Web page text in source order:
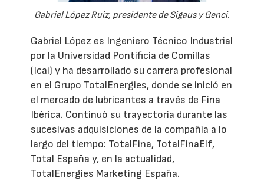
Gabriel López Ruiz, presidente de Sigaus y Genci.
Gabriel López es Ingeniero Técnico Industrial
por la Universidad Pontificia de Comillas
(Icai) y ha desarrollado su carrera profesional
en el Grupo TotalEnergies, donde se inició en
el mercado de lubricantes a través de Fina
Ibérica. Continuó su trayectoria durante las
sucesivas adquisiciones de la compañía a lo
largo del tiempo: TotalFina, TotalFinaElf,
Total España y, en la actualidad,
TotalEnergies Marketing España.